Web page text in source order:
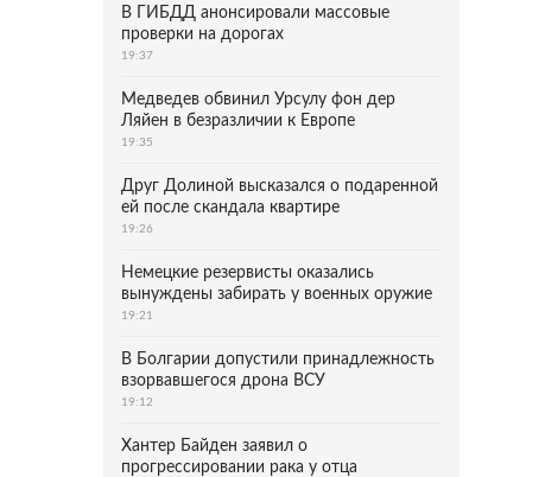
В ГИБДД анонсировали массовые
проверки на дорогах
19:37
Медведев обвинил Урсулу фон дер
Ляйен в безразличии к Европе
19:35
Друг Долиной высказался о подаренной
ей после скандала квартире
19:26
Немецкие резервисты оказались
вынуждены забирать у военных оружие
19:21
В Болгарии допустили принадлежность
взорвавшегося дрона ВСУ
19:12
Хантер Байден заявил о
прогрессировании рака у отца